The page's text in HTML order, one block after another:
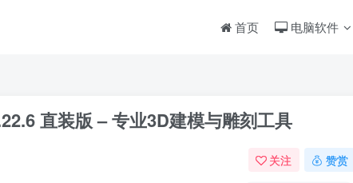
首页 电脑软件
直装版 – 专业3D建模与雕刻工具
关注 赞赏